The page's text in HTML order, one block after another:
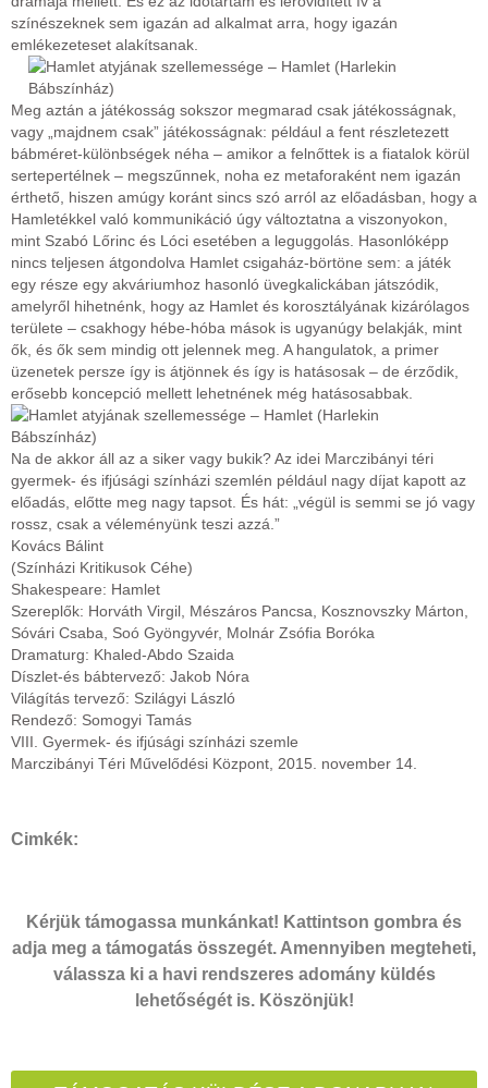
színészeknek sem igazán ad alkalmat arra, hogy igazán
emlékezeteset alakítsanak.
Meg aztán a játékosság sokszor megmarad csak játékosságnak,
vagy „majdnem csak” játékosságnak: például a fent részletezett
bábméret-különbségek néha – amikor a felnőttek is a fiatalok körül
sertepertélnek – megszűnnek, noha ez metaforaként nem igazán
érthető, hiszen amúgy koránt sincs szó arról az előadásban, hogy a
Hamletékkel való kommunikáció úgy változtatna a viszonyokon,
mint Szabó Lőrinc és Lóci esetében a leguggolás. Hasonlóképp
nincs teljesen átgondolva Hamlet csigaház-börtöne sem: a játék
egy része egy akváriumhoz hasonló üvegkalickában játszódik,
amelyről hihetnénk, hogy az Hamlet és korosztályának kizárólagos
területe – csakhogy hébe-hóba mások is ugyanúgy belakják, mint
ők, és ők sem mindig ott jelennek meg. A hangulatok, a primer
üzenetek persze így is átjönnek és így is hatásosak – de érződik,
erősebb koncepció mellett lehetnének még hatásosabbak.
Na de akkor áll az a siker vagy bukik? Az idei Marczibányi téri
gyermek- és ifjúsági színházi szemlén például nagy díjat kapott az
előadás, előtte meg nagy tapsot. És hát: „végül is semmi se jó vagy
rossz, csak a véleményünk teszi azzá.”
Kovács Bálint
(Színházi Kritikusok Céhe)
Shakespeare: Hamlet
Szereplők: Horváth Virgil, Mészáros Pancsa, Kosznovszky Márton,
Sóvári Csaba, Soó Gyöngyvér, Molnár Zsófia Boróka
Dramaturg: Khaled-Abdo Szaida
Díszlet-és bábtervező: Jakob Nóra
Világítás tervező: Szilágyi László
Rendező: Somogyi Tamás
VIII. Gyermek- és ifjúsági színházi szemle
Marczibányi Téri Művelődési Központ, 2015. november 14.
Cimkék:
Kérjük támogassa munkánkat! Kattintson gombra és
adja meg a támogatás összegét. Amennyiben megteheti,
válassza ki a havi rendszeres adomány küldés
lehetőségét is. Köszönjük!